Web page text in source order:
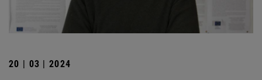
20 | 03 | 2024